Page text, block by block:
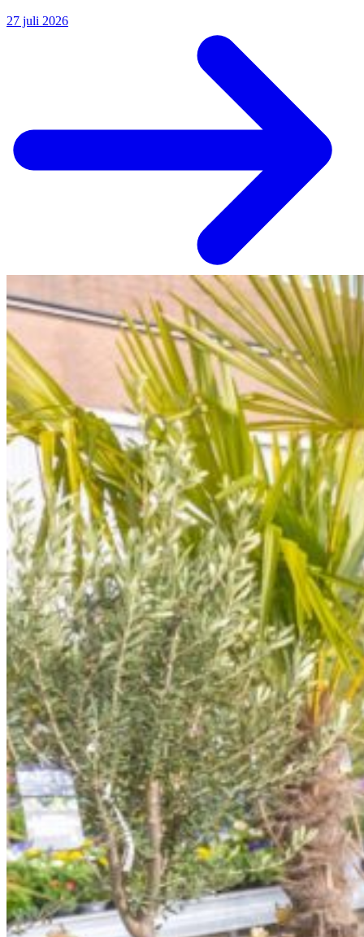
27 juli 2026